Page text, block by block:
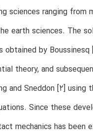
sciences ranging from
earth sciences. The
obtained by Boussinesq
theory, and
and Sneddon [2] using
Since these
mechanics has been